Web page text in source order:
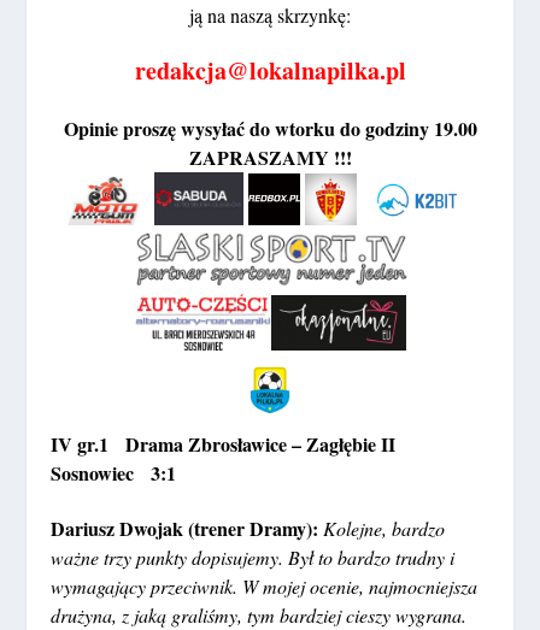
ją na naszą skrzynkę:
redakcja@lokalnapilka.pl
Opinie proszę wysyłać do wtorku do godziny 19.00
ZAPRASZAMY !!!
IV gr.1 Drama Zbrosławice – Zagłębie II
Sosnowiec 3:1
Dariusz Dwojak (trener Dramy): Kolejne, bardzo
ważne trzy punkty dopisujemy. Był to bardzo trudny i
wymagający przeciwnik. W mojej ocenie, najmocniejsza
drużyna, z jaką graliśmy, tym bardziej cieszy wygrana.